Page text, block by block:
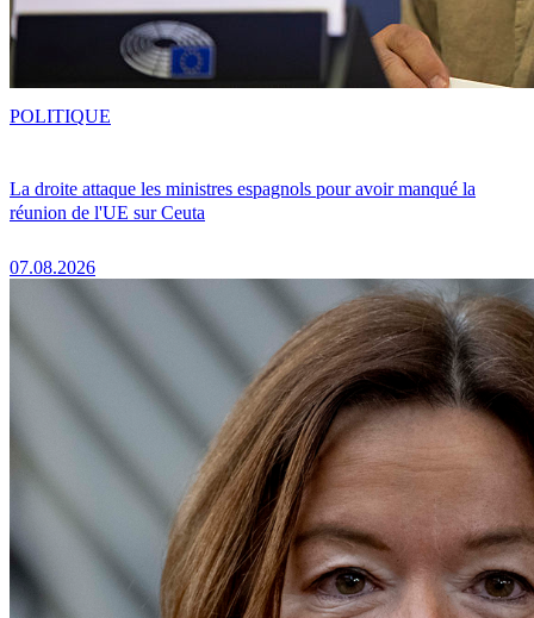
La droite attaque les ministres espagnols pour avoir manqué la
réunion de l'UE sur Ceuta
07.08.2026
POLITIQUE